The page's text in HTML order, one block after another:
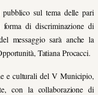
pubblico sul tema delle pari
di discriminazione di
messaggio sarà anche la
Tatiana Procacci.
e culturali del V Municipio,
con la collaborazione di